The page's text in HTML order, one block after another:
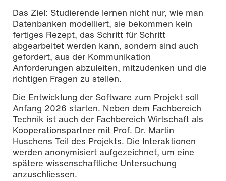
Das Ziel: Studierende lernen nicht nur, wie man
Datenbanken modelliert, sie bekommen kein
fertiges Rezept, das Schritt für Schritt
abgearbeitet werden kann, sondern sind auch
gefordert, aus der Kommunikation
Anforderungen abzuleiten, mitzudenken und die
richtigen Fragen zu stellen.
Die Entwicklung der Software zum Projekt soll
Anfang 2026 starten. Neben dem Fachbereich
Technik ist auch der Fachbereich Wirtschaft als
Kooperationspartner mit Prof. Dr. Martin
Huschens Teil des Projekts. Die Interaktionen
werden anonymisiert aufgezeichnet, um eine
spätere wissenschaftliche Untersuchung
anzuschliessen.